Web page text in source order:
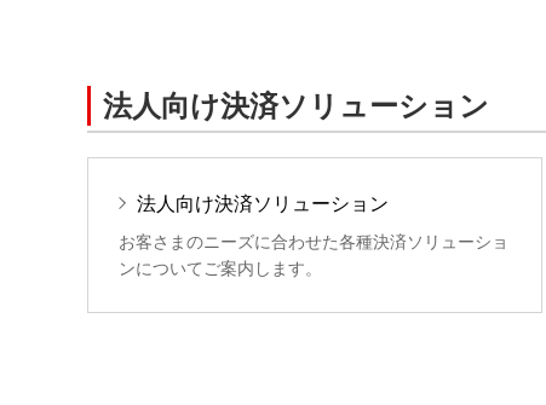
法人向け決済ソリューション
法人向け決済ソリューション
お客さまのニーズに合わせた各種決済ソリューショ
ンについてご案内します。